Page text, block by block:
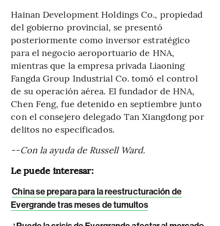
Hainan Development Holdings Co., propiedad
del gobierno provincial, se presentó
posteriormente como inversor estratégico
para el negocio aeroportuario de HNA,
mientras que la empresa privada Liaoning
Fangda Group Industrial Co. tomó el control
de su operación aérea. El fundador de HNA,
Chen Feng, fue detenido en septiembre junto
con el consejero delegado Tan Xiangdong por
delitos no especificados.
--Con la ayuda de Russell Ward.
Le puede interesar:
China se prepara para la reestructuración de
Evergrande tras meses de tumultos